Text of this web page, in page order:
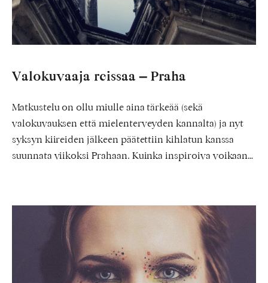
Valokuvaaja reissaa – Praha
Matkustelu on ollu miulle aina tärkeää (sekä
valokuvauksen että mielenterveyden kannalta) ja nyt
syksyn kiireiden jälkeen päätettiin kihlatun kanssa
suunnata viikoksi Prahaan. Kuinka inspiroiva voikaan…